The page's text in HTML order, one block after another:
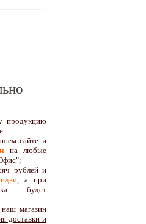
продукцию
сайте и
на любые
рублей и
, а при
будет
магазин
доставки и